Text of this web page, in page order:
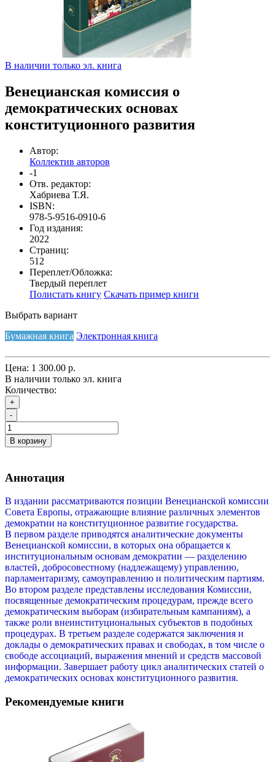
В наличии только эл. книга
Венецианская комиссия о
демократических основах
конституционного развития
Автор:
Коллектив авторов
-1
Отв. редактор:
Хабриева Т.Я.
ISBN:
978-5-9516-0910-6
Год издания:
2022
Страниц:
512
Переплет/Обложка:
Твердый переплет
Полистать книгу Скачать пример книги
Выбрать вариант
Бумажная книга Электронная книга
Цена: 1 300.00 р.
В наличии только эл. книга
Количество:
+
-
В корзину
Аннотация
В издании рассматриваются позиции Венецианской комиссии
Совета Европы, отражающие влияние различных элементов
демократии на конституционное развитие государства.
В первом разделе приводятся аналитические документы
Венецианской комиссии, в которых она обращается к
институциональным основам демократии — разделению
властей, добросовестному (надлежащему) управлению,
парламентаризму, самоуправлению и политическим партиям.
Во втором разделе представлены исследования Комиссии,
посвященные демократическим процедурам, прежде всего
демократическим выборам (избирательным кампаниям), а
также роли внеинституциональных субъектов в подобных
процедурах. В третьем разделе содержатся заключения и
доклады о демократических правах и свободах, в том числе о
свободе ассоциаций, выражения мнений и средств массовой
информации. Завершает работу цикл аналитических статей о
демократических основах конституционного развития.
Рекомендуемые книги